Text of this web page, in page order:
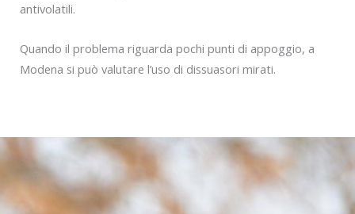
antivolatili.
Quando il problema riguarda pochi punti di appoggio, a
Modena si può valutare l’uso di dissuasori mirati.